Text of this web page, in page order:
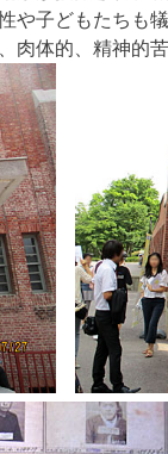
や子どもたちも
肉体的、精神的